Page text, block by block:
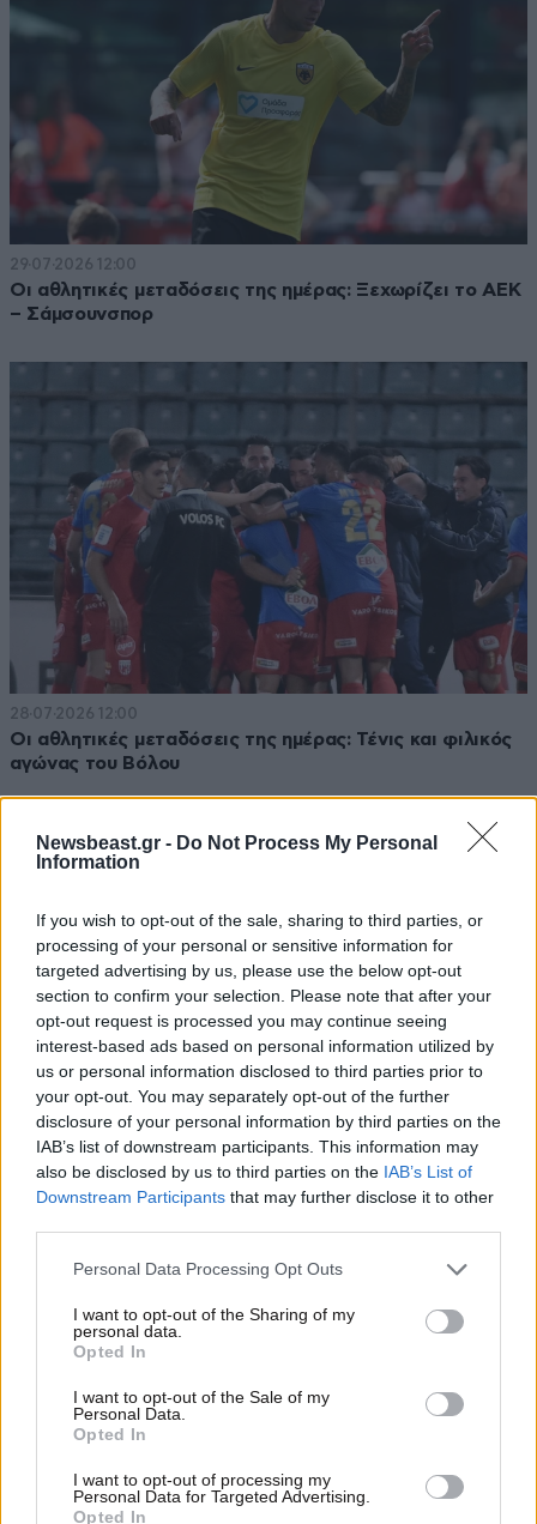
Newsbeast.gr - Do Not Process My Personal
Information
If you wish to opt-out of the sale, sharing to third parties, or
processing of your personal or sensitive information for
targeted advertising by us, please use the below opt-out
section to confirm your selection. Please note that after your
opt-out request is processed you may continue seeing
interest-based ads based on personal information utilized by
us or personal information disclosed to third parties prior to
your opt-out. You may separately opt-out of the further
disclosure of your personal information by third parties on the
IAB’s list of downstream participants. This information may
also be disclosed by us to third parties on the IAB’s List of
Downstream Participants that may further disclose it to other
Please note that this website/app uses one or more Google
not limited to your visit or usage behaviour. You may click to
grant or deny consent to Google and its third-party tags to
use your data for below specified purposes in below Google
consent section.
Personal Data Processing Opt Outs
I want to opt-out of the Sharing of my
personal data.
Opted In
I want to opt-out of the Sale of my
Personal Data.
Opted In
I want to opt-out of processing my
Personal Data for Targeted Advertising.
Opted In
29·07·2026 12:00
Οι αθλητικές μεταδόσεις της ημέρας: Ξεχωρίζει το ΑΕΚ
– Σάμσουνσπορ
28·07·2026 12:00
Οι αθλητικές μεταδόσεις της ημέρας: Τένις και φιλικός
αγώνας του Βόλου
23·07·2026 12:00
Οι αθλητικές μεταδόσεις της ημέρας: Ντιναμό Κιέβου –
ΠΑΟΚ και Πάκσι – Παναθηναϊκός στα πρώτα ευρωπαϊκά
παιχνίδια